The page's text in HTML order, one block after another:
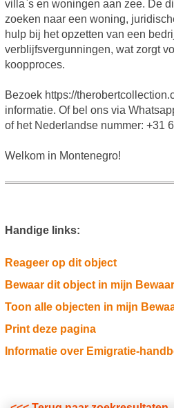
villa`s en woningen aan zee. De
zoeken naar een woning,
hulp bij het opzetten van een
verblijfsvergunningen, wat zorgt
koopproces.
Bezoek https://
informatie. Of bel ons via
of het Nederlandse nummer: +31
Welkom in Montenegro!
Handige links:
Reageer op dit object
Bewaar dit object in mijn
Toon alle objecten in mijn
Print deze pagina
Informatie over Emigratie-